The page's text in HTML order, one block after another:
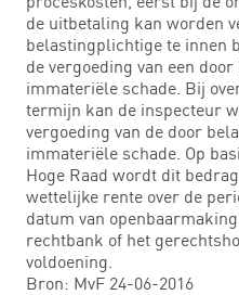
de uitbetaling kan worden
belastingplichtige te innen
de vergoeding van een
immateriële schade. Bij
termijn kan de inspecteur
vergoeding van de door
immateriële schade. Op
Hoge Raad wordt dit
wettelijke rente over de
datum van
rechtbank of het
voldoening.
Bron: MvF 24-06-2016